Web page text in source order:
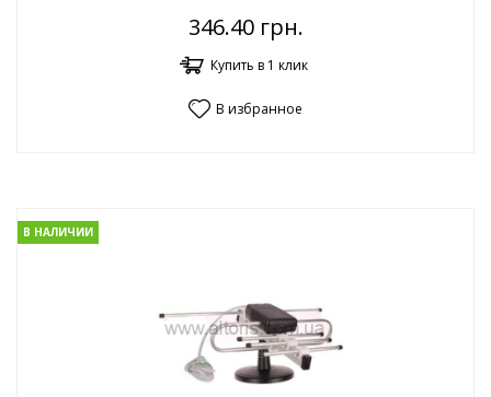
346.40грн.
Купить в 1 клик
В избранное
В НАЛИЧИИ